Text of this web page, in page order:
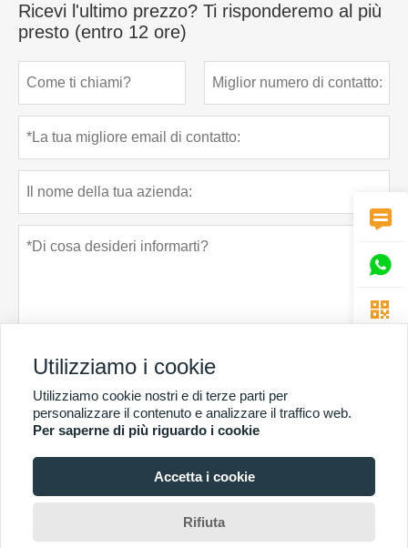
Ricevi l'ultimo prezzo? Ti risponderemo al più
presto (entro 12 ore)
presentare Politica sulla riservatezza
Copyright di © Guangzhou Chunke Environmental Technology Co. Ltd. E-mail:



Utilizziamo i cookie
Utilizziamo cookie nostri e di terze parti per
personalizzare il contenuto e analizzare il traffico web.
Per saperne di più riguardo i cookie
Accetta i cookie
Rifiuta